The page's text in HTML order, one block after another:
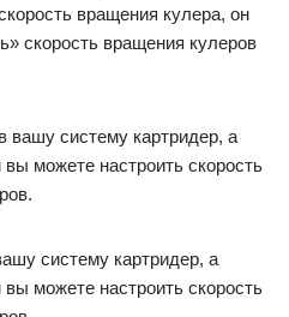
вращения кулера, он
скорость вращения кулеров
систему картридер, а
можете настроить скорость